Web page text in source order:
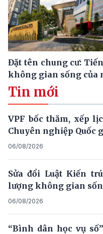
Đặt tên chung cư:
không gian sống của
Tin mới
VPF bốc thăm, xếp
Chuyên nghiệp Quốc
06/08/2026
Sửa đổi Luật Kiến
lượng không gian
06/08/2026
“Bình dân học vụ